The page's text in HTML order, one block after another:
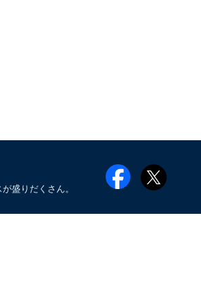
盛りだくさん。